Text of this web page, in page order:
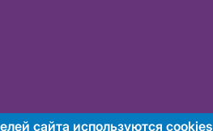
сайта используются cookies